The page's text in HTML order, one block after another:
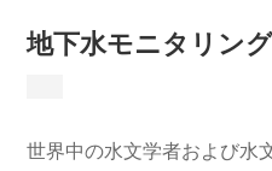
地下水モニタリン
世界中の水文学者および水